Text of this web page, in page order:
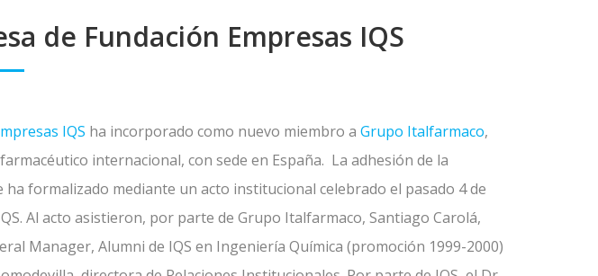
de Fundación Empresas IQS
IQS ha incorporado como nuevo miembro a Grupo Italfarmaco,
internacional, con sede en España. La adhesión de la
ha formalizado mediante un acto institucional celebrado el pasado 4 de
Al acto asistieron, por parte de Grupo Italfarmaco, Santiago Carolá,
Manager, Alumni de IQS en Ingeniería Química (promoción 1999-2000)